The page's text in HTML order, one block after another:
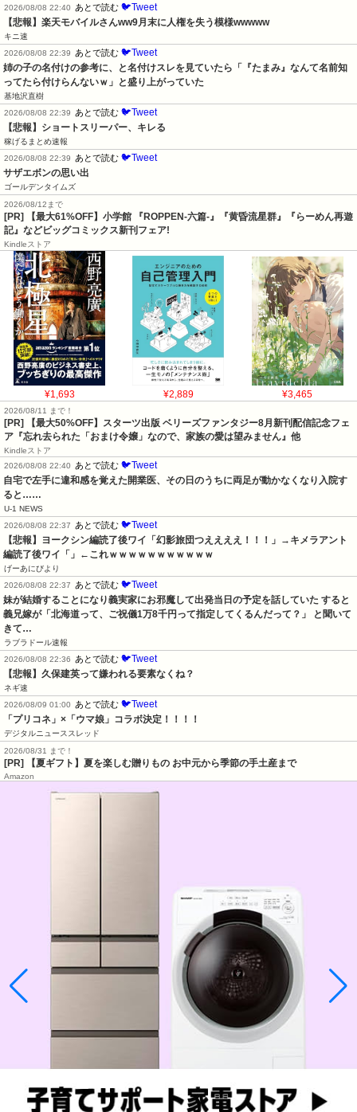
2026/08/08 22:40 あとで読む 🐦Tweet
【悲報】楽天モバイルさんww9月末に人権を失う模様wwwww
キニ速
2026/08/08 22:39
あとで読む 🐦Tweet
姉の子の名付けの参考に、と名付けスレを見ていたら「『たまみ』なんて名前知
ってたら付けらんないｗ」と盛り上がっていた
基地沢直樹
2026/08/08 22:39
あとで読む 🐦Tweet
【悲報】ショートスリーパー、キレる
稼げるまとめ速報
2026/08/08 22:39
あとで読む 🐦Tweet
サザエボンの思い出
ゴールデンタイムズ
2026/08/12まで
[PR] 【最大61%OFF】小学館 『ROPPEN-六篇-』『黄昏流星群』『らーめん再遊
記』などビッグコミックス新刊フェア!
Kindleストア
¥1,693 ¥2,889 ¥3,465
2026/08/11 まで！
[PR] 【最大50%OFF】スターツ出版 ベリーズファンタジー8月新刊配信記念フェ
ア『忘れ去られた「おまけ令嬢」なので、家族の愛は望みません』他
Kindleストア
2026/08/08 22:40
あとで読む 🐦Tweet
自宅で左手に違和感を覚えた開業医、その日のうちに両足が動かなくなり入院す
ると……
U-1 NEWS
2026/08/08 22:37
あとで読む 🐦Tweet
【悲報】ヨークシン編読了後ワイ「幻影旅団つええええ！！！」→キメラアント
編読了後ワイ「」←これｗｗｗｗｗｗｗｗｗｗｗ
げーあにびより
2026/08/08 22:37
あとで読む 🐦Tweet
妹が結婚することになり義実家にお邪魔して出発当日の予定を話していた すると
義兄嫁が「北海道って、ご祝儀1万8千円って指定してくるんだって？」 と聞いて
きて…
ラブラドール速報
2026/08/08 22:36
あとで読む 🐦Tweet
【悲報】久保建英って嫌われる要素なくね？
ネギ速
2026/08/09 01:00
あとで読む 🐦Tweet
「プリコネ」×「ウマ娘」コラボ決定！！！！
デジタルニューススレッド
2026/08/31 まで！
[PR] 【夏ギフト】夏を楽しむ贈りもの お中元から季節の手土産まで
Amazon